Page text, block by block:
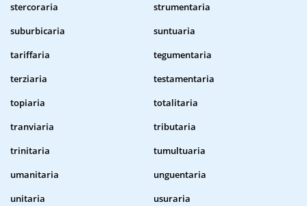
stercoraria
strumentaria
suburbicaria
suntuaria
tariffaria
tegumentaria
terziaria
testamentaria
topiaria
totalitaria
tranviaria
tributaria
trinitaria
tumultuaria
umanitaria
unguentaria
unitaria
usuraria